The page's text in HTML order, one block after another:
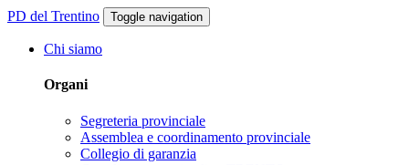
PD del Trentino Toggle navigation
Chi siamo
Organi
Segreteria provinciale
Assemblea e coordinamento provinciale
Collegio di garanzia